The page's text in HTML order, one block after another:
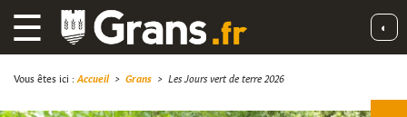
☰ ◐
Vous êtes ici : Accueil> Grans > Les Jours vert de terre 2026